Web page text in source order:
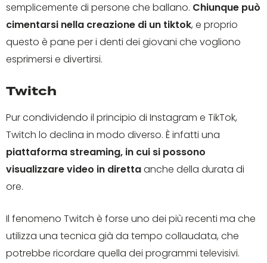
semplicemente di persone che ballano. Chiunque può
cimentarsi nella creazione di un tiktok, e proprio
questo è pane per i denti dei giovani che vogliono
esprimersi e divertirsi.
Twitch
Pur condividendo il principio di Instagram e TikTok,
Twitch lo declina in modo diverso. È infatti una
piattaforma streaming, in cui si possono
visualizzare video in direttaanche della durata di
ore.
Il fenomeno Twitch è forse uno dei più recenti ma che
utilizza una tecnica già da tempo collaudata, che
potrebbe ricordare quella dei programmi televisivi.